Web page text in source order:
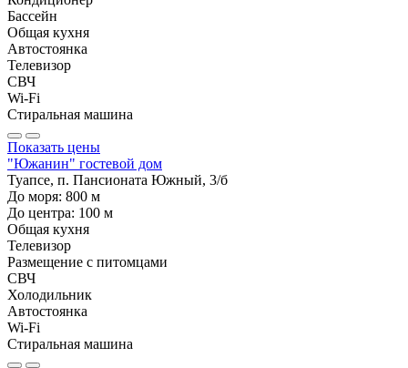
Бассейн
Общая кухня
Автостоянка
Телевизор
СВЧ
Wi-Fi
Стиральная машина
Показать цены
"Южанин" гостевой дом
Туапсе, п. Пансионата Южный, 3/б
До моря: 800 м
До центра: 100 м
Общая кухня
Телевизор
Размещение с питомцами
СВЧ
Холодильник
Автостоянка
Wi-Fi
Стиральная машина